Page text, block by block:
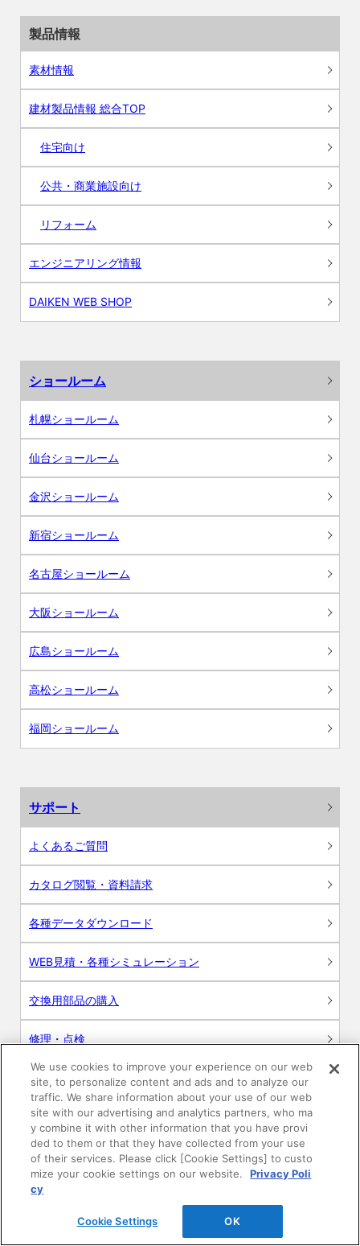
製品情報
素材情報
建材製品情報 総合TOP
住宅向け
公共・商業施設向け
リフォーム
エンジニアリング情報
DAIKEN WEB SHOP
ショールーム
札幌ショールーム
仙台ショールーム
金沢ショールーム
新宿ショールーム
名古屋ショールーム
大阪ショールーム
広島ショールーム
高松ショールーム
福岡ショールーム
サポート
よくあるご質問
カタログ閲覧・資料請求
各種データダウンロード
WEB見積・各種シミュレーション
交換用部品の購入
修理・点検
お問い合わせ
ログイン
建築・設計関係者様向けサイト
ユーザー登録サービス
WEB見積システム
We use cookies to improve your experience on our web
site, to personalize content and ads and to analyze our
traffic. We share information about your use of our web
site with our advertising and analytics partners, who ma
y combine it with other information that you have provi
ded to them or that they have collected from your use
of their services. Please click [Cookie Settings] to custo
mize your cookie settings on our website.
Privacy Poli
cy
Cookie Settings OK